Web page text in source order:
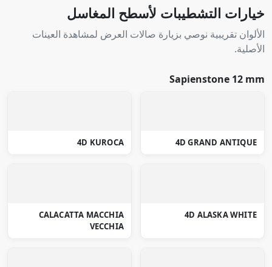
خيارات التشطيبات لأسطح المغاسل
الألوان تقريبية نوصي بزيارة صالات العرض لمشاهدة العينات
الأصلية.
Sapienstone 12 mm
4D GRAND ANTIQUE
4D KUROCA
4D ALASKA WHITE
CALACATTA MACCHIA
VECCHIA